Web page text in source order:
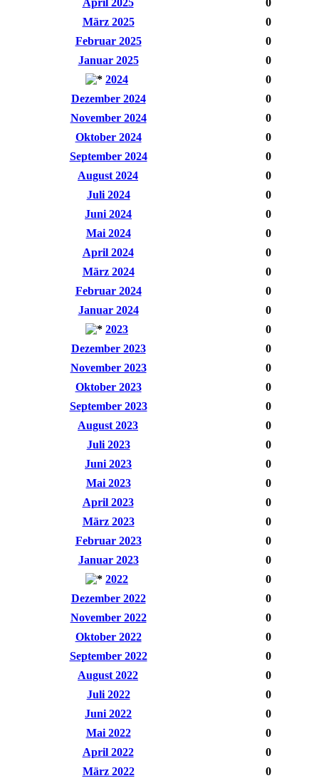
März 2025
0
Februar 2025
0
Januar 2025
0
2024
0
Dezember 2024
0
November 2024
0
Oktober 2024
0
September 2024
0
August 2024
0
Juli 2024
0
Juni 2024
0
Mai 2024
0
April 2024
0
März 2024
0
Februar 2024
0
Januar 2024
0
2023
0
Dezember 2023
0
November 2023
0
Oktober 2023
0
September 2023
0
August 2023
0
Juli 2023
0
Juni 2023
0
Mai 2023
0
April 2023
0
März 2023
0
Februar 2023
0
Januar 2023
0
2022
0
Dezember 2022
0
November 2022
0
Oktober 2022
0
September 2022
0
August 2022
0
Juli 2022
0
Juni 2022
0
Mai 2022
0
April 2022
0
März 2022
0